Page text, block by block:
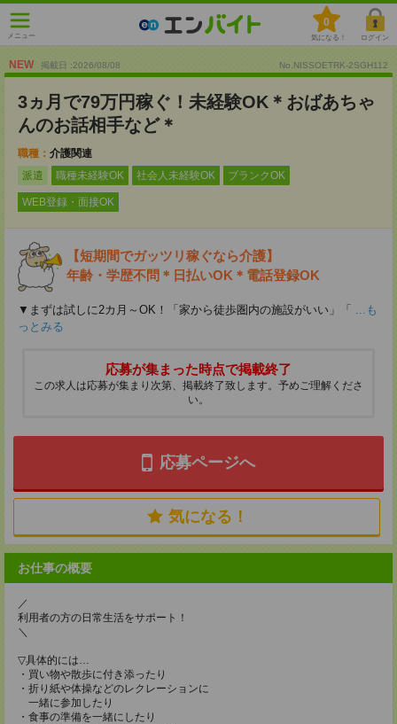
メニュー
0
気になる！ ログイン
NEW 掲載日 :2026/08/08 No.NISSOETRK-2SGH112
3ヵ月で79万円稼ぐ！未経験OK＊おばあちゃ
んのお話相手など＊
職種： 介護関連
派遣
職種未経験OK 社会人未経験OK ブランクOK
WEB登録・面接OK
【短期間でガッツリ稼ぐなら介護】
年齢・学歴不問＊日払いOK＊電話登録OK
▼まずは試しに2カ月～OK！「家から徒歩圏内の施設がいい」「 ...も
っとみる
応募が集まった時点で掲載終了
この求人は応募が集まり次第、掲載終了致します。予めご理解くださ
い。
応募ページへ
気になる！
お仕事の概要
／
利用者の方の日常生活をサポート！
＼
▽具体的には…
・買い物や散歩に付き添ったり
・折り紙や体操などのレクレーションに
一緒に参加したり
・食事の準備を一緒にしたり